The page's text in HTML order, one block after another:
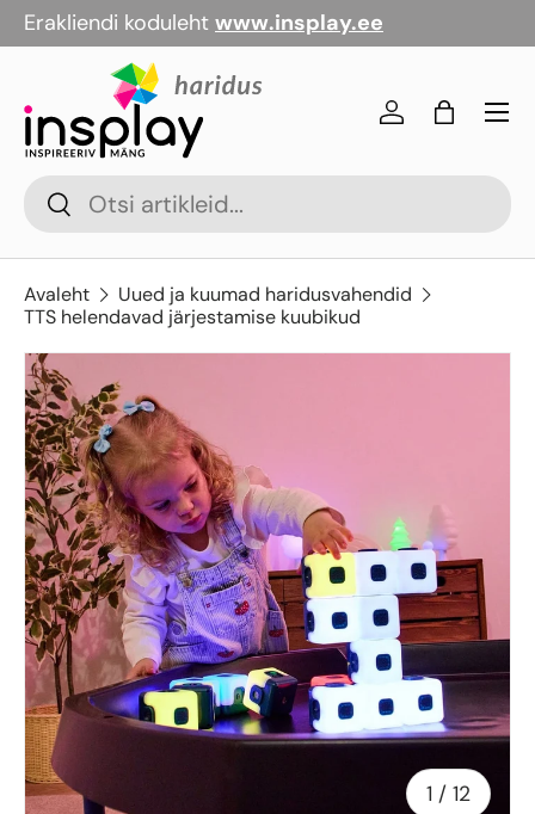
Jäta vahele
Erakliendi koduleht www.insplay.ee
OtsiOtsi
Logi sisse
Kott
Avaleht
Uued ja kuumad haridusvahendid
TTS helendavad järjestamise kuubikud
1 / of
12